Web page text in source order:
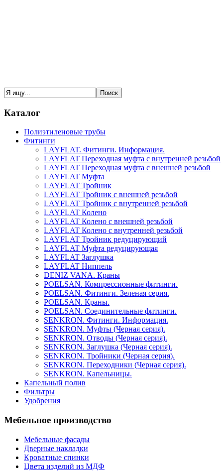
Каталог
Полиэтиленовые трубы
Фитинги
LAYFLAT. Фитинги. Информация.
LAYFLAT Переходная муфта с внутренней резьбой
LAYFLAT Переходная муфта с внешней резьбой
LAYFLAT Муфта
LAYFLAT Тройник
LAYFLAT Тройник с внешней резьбой
LAYFLAT Тройник с внутренней резьбой
LAYFLAT Колено
LAYFLAT Колено с внешней резьбой
LAYFLAT Колено с внутренней резьбой
LAYFLAT Тройник редуцирующий
LAYFLAT Муфта редуцирующая
LAYFLAT Заглушка
LAYFLAT Ниппель
DENIZ VANA. Краны
POELSAN. Компрессионные фитинги.
POELSAN. Фитинги. Зеленая серия.
POELSAN. Краны.
POELSAN. Соединительные фитинги.
SENKRON. Фитинги. Информация.
SENKRON. Муфты (Черная серия).
SENKRON. Отводы (Черная серия).
SENKRON. Заглушка (Черная серия).
SENKRON. Тройники (Черная серия).
SENKRON. Переходники (Черная серия).
SENKRON. Капельницы.
Капельный полив
Фильтры
Удобрения
Мебельное производство
Мебельные фасады
Дверные накладки
Кроватные спинки
Цвета изделий из МДФ